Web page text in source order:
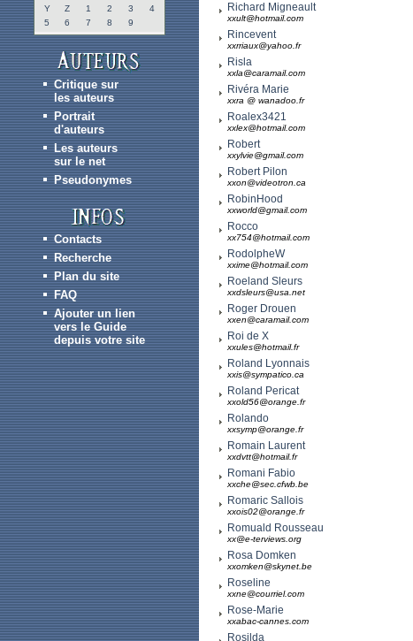
Y
Z 1 2 3
4
5
6 7 8 9
Critique sur
les auteurs
Portrait
d'auteurs
Les auteurs
sur le net
Pseudonymes
Contacts
Recherche
Plan du site
FAQ
Ajouter un lien
vers le Guide
depuis votre site
Richard Migneault
xxult@hotmail.com
Rincevent
xxrriaux@yahoo.fr
Risla
xxla@caramail.com
Rivéra Marie
xxra @ wanadoo.fr
Roalex3421
xxlex@hotmail.com
Robert
xxylvie@gmail.com
Robert Pilon
xxon@videotron.ca
RobinHood
xxworld@gmail.com
Rocco
xx754@hotmail.com
RodolpheW
xxime@hotmail.com
Roeland Sleurs
xxdsleurs@usa.net
Roger Drouen
xxen@caramail.com
Roi de X
xxules@hotmail.fr
Roland Lyonnais
xxis@sympatico.ca
Roland Pericat
xxold56@orange.fr
Rolando
xxsymp@orange.fr
Romain Laurent
xxdvtt@hotmail.fr
Romani Fabio
xxche@sec.cfwb.be
Romaric Sallois
xxois02@orange.fr
Romuald Rousseau
xx@e-terviews.org
Rosa Domken
xxomken@skynet.be
Roseline
xxne@courriel.com
Rose-Marie
xxabac-cannes.com
Rosilda